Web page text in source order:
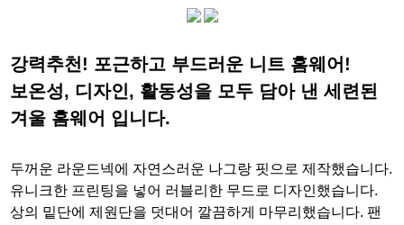
강력추천! 포근하고 부드러운 니트 홈웨어!
보온성, 디자인, 활동성을 모두 담아 낸 세련된
겨울 홈웨어 입니다.
두꺼운 라운드넥에 자연스러운 나그랑 핏으로 제작했습니다.
유니크한 프린팅을 넣어 러블리한 무드로 디자인했습니다.
상의 밑단에 제원단을 덧대어 깔끔하게 마무리했습니다. 팬